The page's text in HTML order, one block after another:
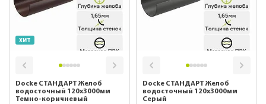
ХИТ
Docke СТАНДАРТ Желоб
водосточный 120х3000мм
Темно-коричневый
Docke СТАНДАРТ Желоб
водосточный 120х3000мм
Серый